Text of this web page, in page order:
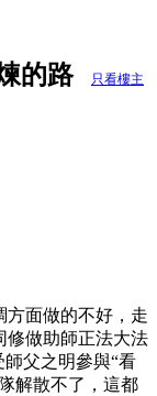
的路 只看樓主
方面做的不好，走
修做助師正法大法
父之明參與“看
解散不了，這都